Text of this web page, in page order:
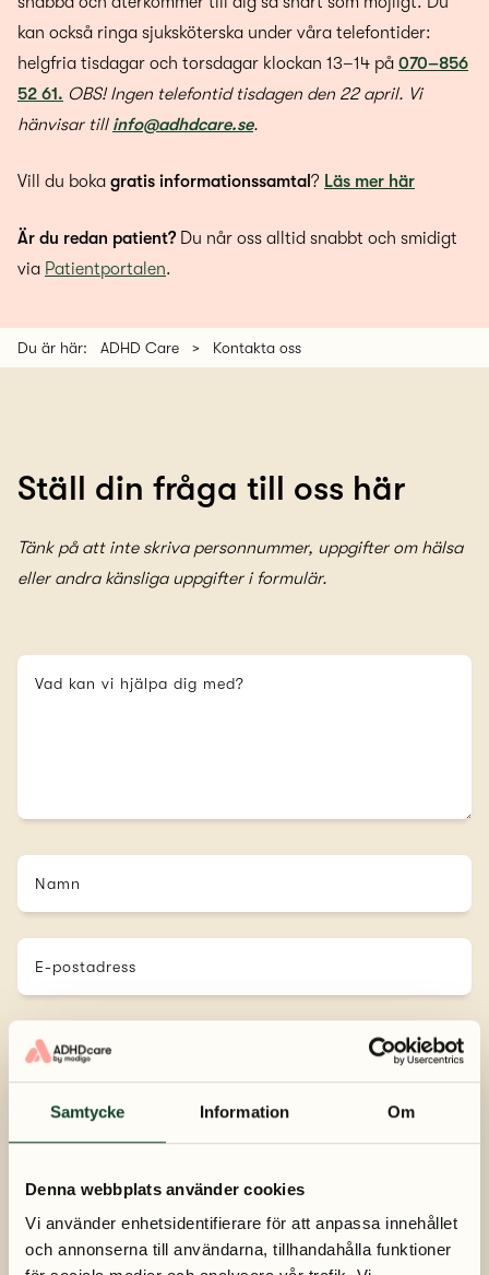
Samtycke Information Om
Denna webbplats använder cookies
Vi använder enhetsidentifierare för att anpassa innehållet
och annonserna till användarna, tillhandahålla funktioner
kan också ringa sjuksköterska under våra telefontider:
helgfria tisdagar och torsdagar klockan 13–14 på 070–856
52 61. OBS! Ingen telefontid tisdagen den 22 april. Vi
hänvisar till info@adhdcare.se.
Vill du boka gratis informationssamtal ? Läs mer här
Är du redan patient? Du når oss alltid snabbt och smidigt
via Patientportalen.
Du är här: ADHD Care > Kontakta oss
Ställ din fråga till oss här
Tänk på att inte skriva personnummer, uppgifter om hälsa
eller andra känsliga uppgifter i formulär.
Vad kan vi hjälpa dig med?
Namn
E-postadress
Telefonnummer
Genom att skicka meddelandet godkänner jag att ni hanterar mina uppgifter